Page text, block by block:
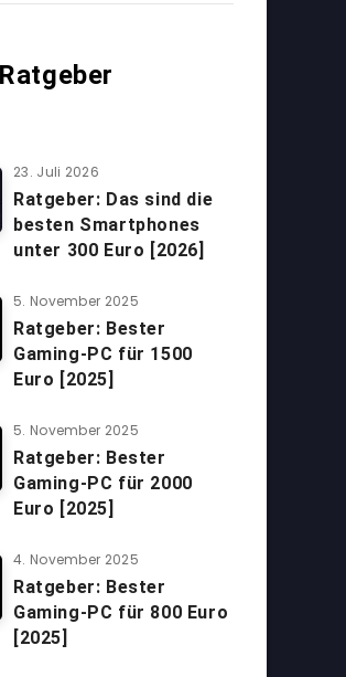
23. Juli 2026
Ratgeber: Das sind die
besten Smartphones
unter 300 Euro [2026]
5. November 2025
Ratgeber: Bester
Gaming-PC für 1500
Euro [2025]
5. November 2025
Ratgeber: Bester
Gaming-PC für 2000
Euro [2025]
4. November 2025
Ratgeber: Bester
Gaming-PC für 800 Euro
[2025]